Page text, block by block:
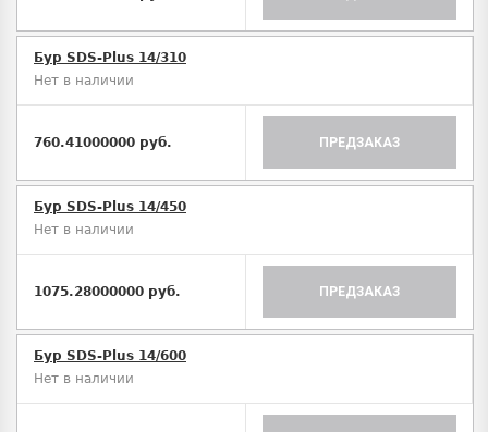
Бур SDS-Plus 14/310
Нет в наличии
760.41000000 руб. ПРЕДЗАКАЗ
Бур SDS-Plus 14/450
Нет в наличии
1075.28000000 руб. ПРЕДЗАКАЗ
Бур SDS-Plus 14/600
Нет в наличии